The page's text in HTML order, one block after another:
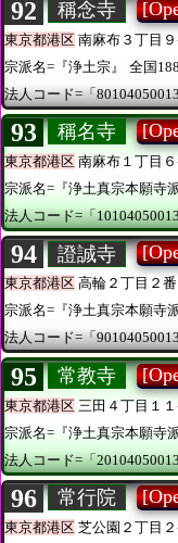
92 稱念寺
東京都港区 南麻布３丁目
宗派名=『浄土宗』
全国
法人コード=「
93 稱名寺
東京都港区 南麻布１丁目
宗派名=『浄土真宗本願寺派
法人コード=「
94 證誠寺
東京都港区 高輪２丁目２
宗派名=『浄土真宗本願寺派
法人コード=「
95 常教寺
東京都港区 三田４丁目１
宗派名=『浄土真宗本願寺派
法人コード=「
96 常行院
東京都港区 芝公園２丁目